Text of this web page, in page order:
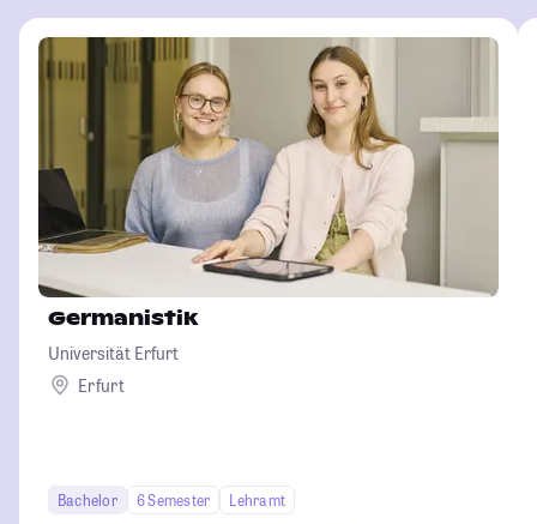
Germanistik
Universität Erfurt
Erfurt
Bachelor 6 Semester
Lehramt